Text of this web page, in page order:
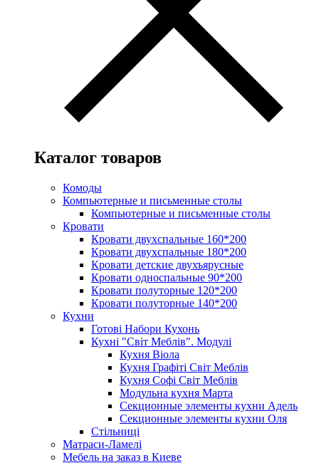
Каталог товаров
Комоды
Компьютерные и письменные столы
Компьютерные и письменные столы
Кровати
Кровати двухспальные 160*200
Кровати двухспальные 180*200
Кровати детские двухъярусные
Кровати односпальные 90*200
Кровати полуторные 120*200
Кровати полуторные 140*200
Кухни
Готові Набори Кухонь
Кухні "Світ Меблів". Модулі
Кухня Віола
Кухня Графіті Світ Меблів
Кухня Софі Світ Меблів
Модульна кухня Марта
Секционные элементы кухни Адель
Секционные элементы кухни Оля
Стільниці
Матраси-Ламелі
Мебель на заказ в Киеве